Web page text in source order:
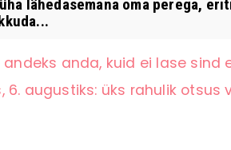
lähedasemana oma perega,
anda, kuid ei lase sind
6. augustiks: üks rahulik